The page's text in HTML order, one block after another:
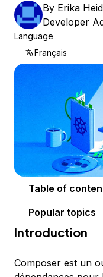
By Erika
Developer
Language
Français
Table of
Popular topics
Introduction
Composer est un